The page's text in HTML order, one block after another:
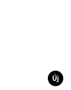
Új